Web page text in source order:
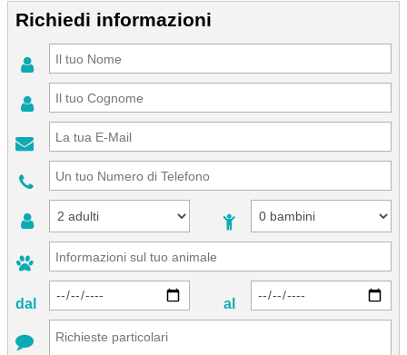
Richiedi informazioni
dal al